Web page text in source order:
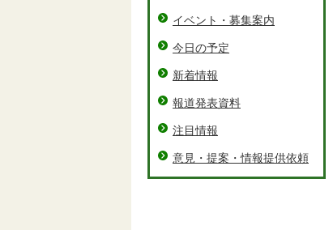
イベント・募集案内
今日の予定
新着情報
報道発表資料
注目情報
意見・提案・情報提供依頼